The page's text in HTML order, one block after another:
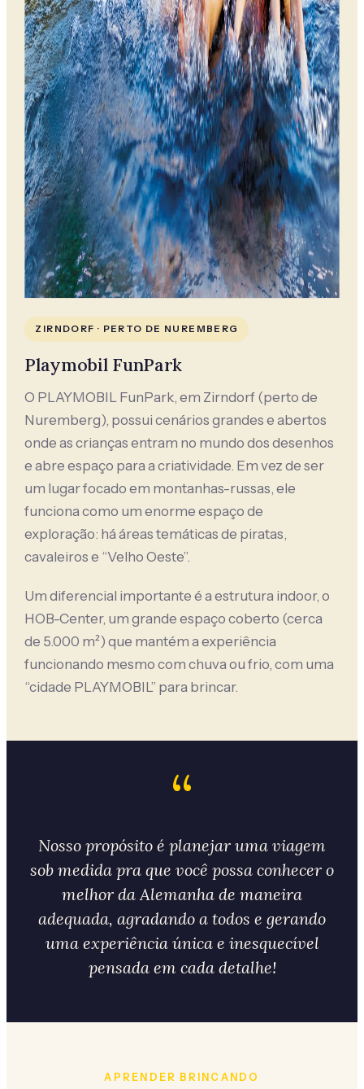
ZIRNDORF · PERTO DE NUREMBERG
Playmobil FunPark
O PLAYMOBIL FunPark, em Zirndorf (perto de
Nuremberg), possui cenários grandes e abertos
onde as crianças entram no mundo dos desenhos
e abre espaço para a criatividade. Em vez de ser
um lugar focado em montanhas-russas, ele
funciona como um enorme espaço de
exploração: há áreas temáticas de piratas,
cavaleiros e “Velho Oeste”.
Um diferencial importante é a estrutura indoor, o
HOB-Center, um grande espaço coberto (cerca
de 5.000 m²) que mantém a experiência
funcionando mesmo com chuva ou frio, com uma
“cidade PLAYMOBIL” para brincar.
“
Nosso propósito é planejar uma viagem
sob medida pra que você possa conhecer o
melhor da Alemanha de maneira
adequada, agradando a todos e gerando
uma experiência única e inesquecível
pensada em cada detalhe!
APRENDER BRINCANDO